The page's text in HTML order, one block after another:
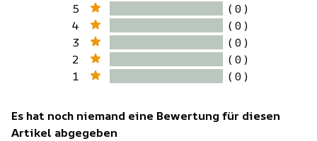
5
( 0 )
4
( 0 )
3
( 0 )
2
( 0 )
1
( 0 )
Es hat noch niemand eine Bewertung für diesen
Artikel abgegeben